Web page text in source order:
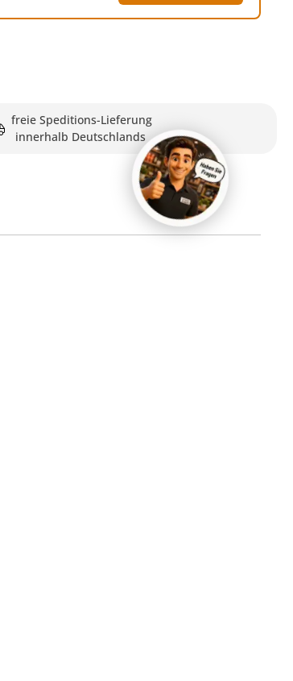
freie Speditions-Lieferung
innerhalb Deutschlands